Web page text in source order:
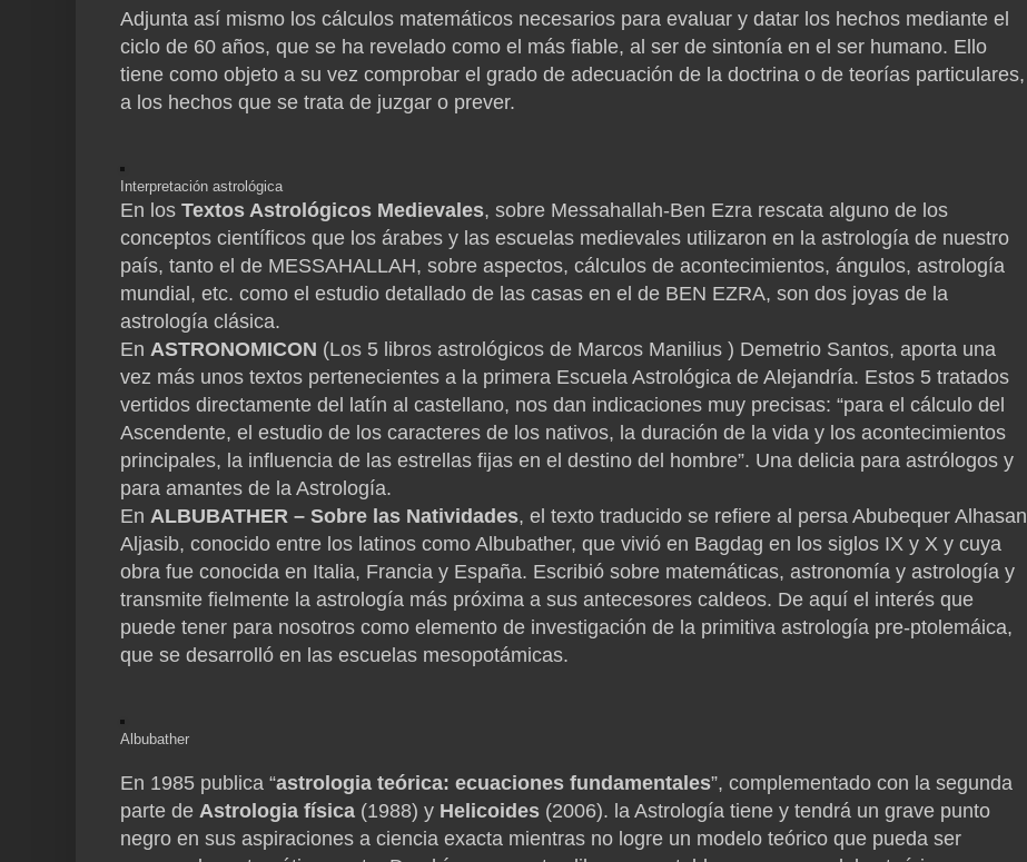
Adjunta así mismo los cálculos matemáticos necesarios para evaluar y datar los hechos mediante el
ciclo de 60 años, que se ha revelado como el más fiable, al ser de sintonía en el ser humano. Ello
tiene como objeto a su vez comprobar el grado de adecuación de la doctrina o de teorías particulares,
a los hechos que se trata de juzgar o prever.
Interpretación astrológica
En los Textos Astrológicos Medievales, sobre Messahallah-Ben Ezra rescata alguno de los
conceptos científicos que los árabes y las escuelas medievales utilizaron en la astrología de nuestro
país, tanto el de MESSAHALLAH, sobre aspectos, cálculos de acontecimientos, ángulos, astrología
mundial, etc. como el estudio detallado de las casas en el de BEN EZRA, son dos joyas de la
astrología clásica.
En ASTRONOMICON (Los 5 libros astrológicos de Marcos Manilius ) Demetrio Santos, aporta una
vez más unos textos pertenecientes a la primera Escuela Astrológica de Alejandría. Estos 5 tratados
vertidos directamente del latín al castellano, nos dan indicaciones muy precisas: “para el cálculo del
Ascendente, el estudio de los caracteres de los nativos, la duración de la vida y los acontecimientos
principales, la influencia de las estrellas fijas en el destino del hombre”. Una delicia para astrólogos y
para amantes de la Astrología.
En ALBUBATHER – Sobre las Natividades, el texto traducido se refiere al persa Abubequer Alhasan
Aljasib, conocido entre los latinos como Albubather, que vivió en Bagdag en los siglos IX y X y cuya
obra fue conocida en Italia, Francia y España. Escribió sobre matemáticas, astronomía y astrología y
transmite fielmente la astrología más próxima a sus antecesores caldeos. De aquí el interés que
puede tener para nosotros como elemento de investigación de la primitiva astrología pre-ptolemáica,
que se desarrolló en las escuelas mesopotámicas.
Albubather
En 1985 publica “astrologia teórica: ecuaciones fundamentales”, complementado con la segunda
parte de Astrologia física (1988) y Helicoides (2006). la Astrología tiene y tendrá un grave punto
negro en sus aspiraciones a ciencia exacta mientras no logre un modelo teórico que pueda ser